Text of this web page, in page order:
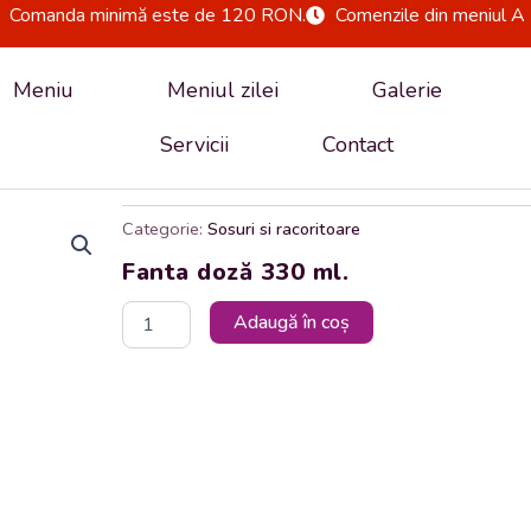
Comanda minimă este de 120 RON. Comenzile din meniul
Meniu Meniul zilei Galerie
Servicii
Contact
Categorie: Sosuri si racoritoare
Fanta doză 330 ml.
Cantitate
Fanta
Adaugă în coș